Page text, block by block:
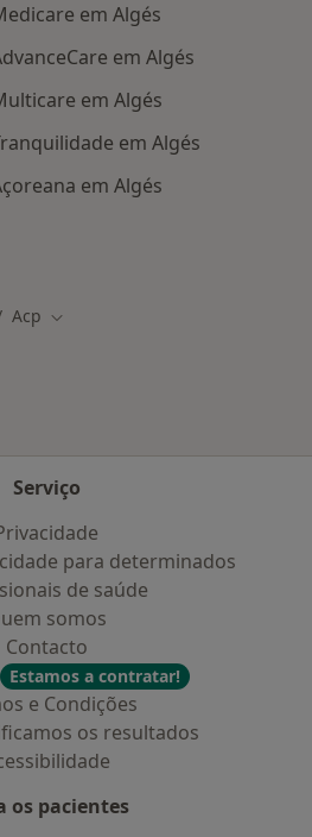
em Algés
em Algés
em Algés
em Algés
em Algés
de cidade
Acp Mudar de cidade
Serviço
para determinados
de saúde
somos
Contacto
Estamos a contratar!
e Condições
os resultados
os pacientes